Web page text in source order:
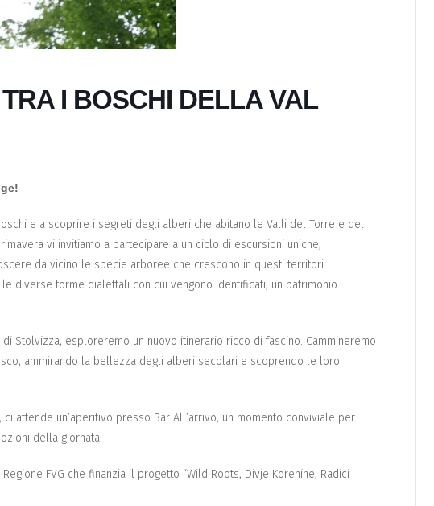
I BOSCHI DELLA VAL
e a scoprire i segreti degli alberi che abitano le Valli del Torre e del
vi invitiamo a partecipare a un ciclo di escursioni uniche,
da vicino le specie arboree che crescono in questi territori.
diverse forme dialettali con cui vengono identificati, un patrimonio
Stolvizza, esploreremo un nuovo itinerario ricco di fascino. Cammineremo
ammirando la bellezza degli alberi secolari e scoprendo le loro
attende un’aperitivo presso Bar All’arrivo, un momento conviviale per
della giornata.
FVG che finanzia il progetto “Wild Roots, Divje Korenine, Radici